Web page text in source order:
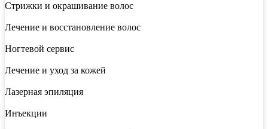
Стрижки и окрашивание волос
Лечение и восстановление волос
Ногтевой сервис
Лечение и уход за кожей
Лазерная эпиляция
Инъекции